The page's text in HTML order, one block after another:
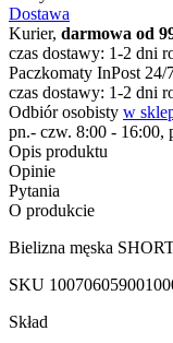
Dostawa
Kurier, darmowa od
czas dostawy: 1-2 dni
Paczkomaty InPost 24/
czas dostawy: 1-2 dni
Odbiór osobisty w
pn.- czw. 8:00 - 16:00,
Opis produktu
Opinie
Pytania
O produkcie
Bielizna męska
SKU
Skład